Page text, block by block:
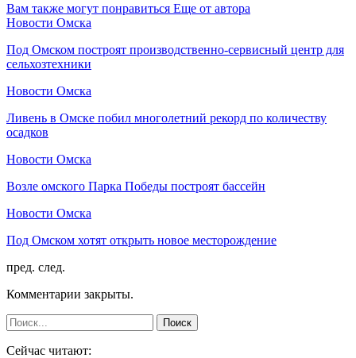
Вам также могут понравиться Еще от автора
Новости Омска
Под Омском построят производственно-сервисный центр для
сельхозтехники
Новости Омска
Ливень в Омске побил многолетний рекорд по количеству
осадков
Новости Омска
Возле омского Парка Победы построят бассейн
Новости Омска
Под Омском хотят открыть новое месторождение
пред. след.
Комментарии закрыты.
Сейчас читают: